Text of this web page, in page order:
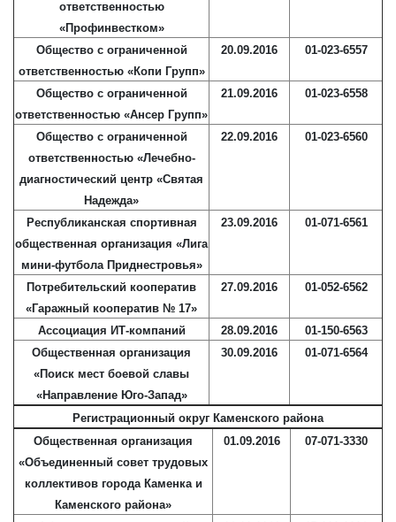
ответственностью
«Профинвестком»
Общество с ограниченной
ответственностью «Копи Групп»
20.09.2016 01-023-6557
Общество с ограниченной
ответственностью «Ансер Групп»
21.09.2016 01-023-6558
Общество с ограниченной
ответственностью «Лечебно-
диагностический центр «Святая
Надежда»
22.09.2016 01-023-6560
Республиканская спортивная
общественная организация «Лига
мини-футбола Приднестровья»
23.09.2016 01-071-6561
Потребительский кооператив
«Гаражный кооператив № 17»
27.09.2016 01-052-6562
Ассоциация ИТ-компаний 28.09.2016
01-150-6563
Общественная организация
«Поиск мест боевой славы
«Направление Юго-Запад»
30.09.2016 01-071-6564
Регистрационный округ Каменского района
Общественная организация
«Объединенный совет трудовых
коллективов города Каменка и
Каменского района»
01.09.2016 07-071-3330